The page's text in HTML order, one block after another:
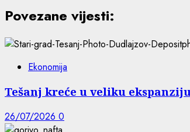
Povezane vijesti:
Ekonomija
Tešanj kreće u veliku
26/07/2026 0